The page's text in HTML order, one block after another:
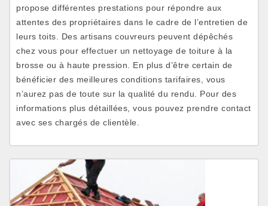
propose différentes prestations pour répondre aux
attentes des propriétaires dans le cadre de l’entretien de
leurs toits. Des artisans couvreurs peuvent dépêchés
chez vous pour effectuer un nettoyage de toiture à la
brosse ou à haute pression. En plus d’être certain de
bénéficier des meilleures conditions tarifaires, vous
n’aurez pas de toute sur la qualité du rendu. Pour des
informations plus détaillées, vous pouvez prendre contact
avec ses chargés de clientèle.